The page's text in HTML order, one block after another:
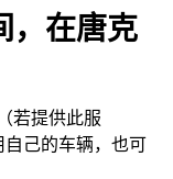
，在唐克
若提供此服
己的车辆，也可